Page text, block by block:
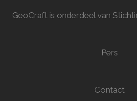
GeoCraft is onderdeel van
Pers
Contact